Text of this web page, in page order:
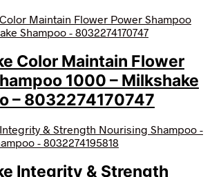
Color Maintain Flower
1000 – Milkshake
– 8032274170747
Integrity & Strength